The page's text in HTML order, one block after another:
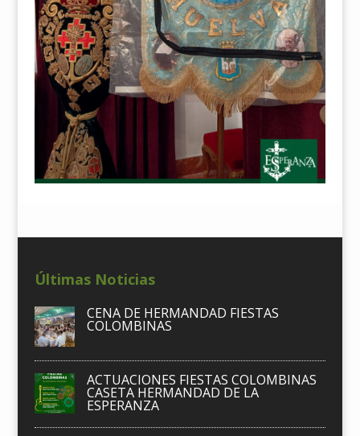
Últimas Noticias
CENA DE HERMANDAD FIESTAS
COLOMBINAS
ACTUACIONES FIESTAS COLOMBINAS
CASETA HERMANDAD DE LA
ESPERANZA